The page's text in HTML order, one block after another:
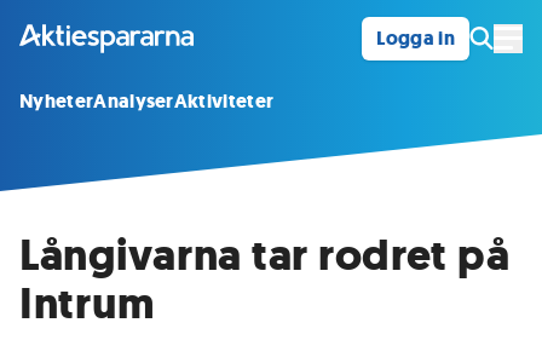
Logga in
NyheterAnalyserAktiviteter
Långivarna tar rodret på
Intrum